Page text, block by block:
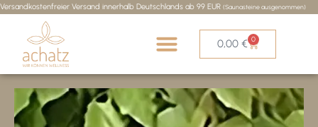
Versandkostenfreier Versand innerhalb Deutschlands ab 99 EUR (Saunasteine ausgenommen)
0,00€ 0